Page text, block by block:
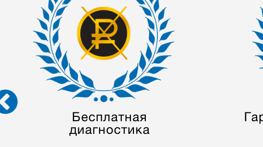
Гарантия на выполненные
работы 90 дней